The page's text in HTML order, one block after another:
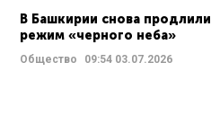
В Башкирии снова продлили
режим «черного неба»
Общество 09:54 03.07.2026